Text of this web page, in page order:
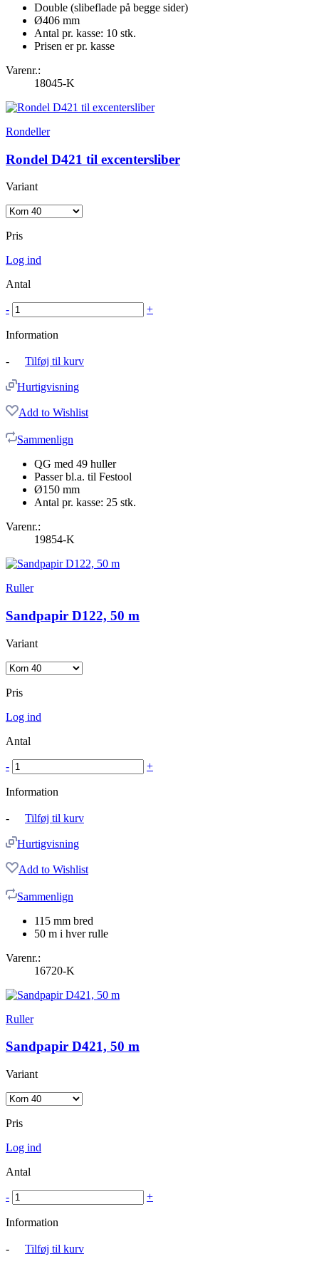
Double (slibeflade på begge sider)
Ø406 mm
Antal pr. kasse: 10 stk.
Prisen er pr. kasse
Varenr.:
18045-K
Rondeller
Rondel D421 til excentersliber
Variant
Pris
Log ind
Antal
- +
Information
- Tilføj til kurv
Hurtigvisning
Add to Wishlist
Sammenlign
QG med 49 huller
Passer bl.a. til Festool
Ø150 mm
Antal pr. kasse: 25 stk.
Varenr.:
19854-K
Ruller
Sandpapir D122, 50 m
Variant
Pris
Log ind
Antal
- +
Information
- Tilføj til kurv
Hurtigvisning
Add to Wishlist
Sammenlign
115 mm bred
50 m i hver rulle
Varenr.:
16720-K
Ruller
Sandpapir D421, 50 m
Variant
Pris
Log ind
Antal
- +
Information
- Tilføj til kurv